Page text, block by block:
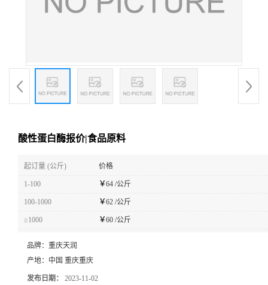
酸性蛋白酶报价|食品原料
起订量 (公斤) 价格
1-100 ￥64 /公斤
100-1000 ￥62 /公斤
≥1000 ￥60 /公斤
品牌： 重庆天润
产地： 中国 重庆重庆
发布日期： 2023-11-02